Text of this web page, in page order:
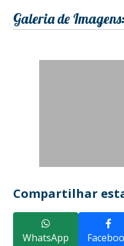
Galeria de Imagens:
Compartilhar
WhatsApp